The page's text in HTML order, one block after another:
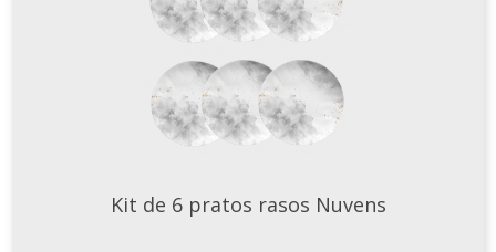
Kit de 6 pratos rasos Nuvens